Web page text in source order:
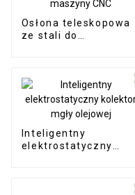
Osłona teleskopowa
ze stali do
Inteligentny
elektrostatyczny